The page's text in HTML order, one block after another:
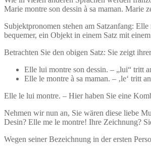
Marie montre son dessin à sa maman. Marie
Subjektpronomen stehen am Satzanfang:
bequemer, ein Objekt in einem Satz mit
Betrachten Sie den obigen Satz: Sie zeigt
Elle lui montre son dessin. – „lui“ tritt
Elle le montre à sa maman. – ‚le‘ tritt
Elle le lui montre. – Hier haben Sie eine
Nehmen wir nun an, Sie wären diese liebe
Desin? Elle me le montre! Ihre Zeichnung?
Wegen seiner Bezeichnung in der ersten